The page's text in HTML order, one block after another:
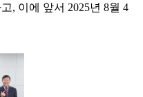
, 이에 앞서 2025년 8월 4